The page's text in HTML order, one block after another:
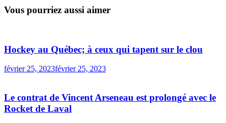
Vous pourriez aussi aimer
Hockey au Québec; à ceux qui tapent sur le clou
février 25, 2023février 25, 2023
Le contrat de Vincent Arseneau est prolongé avec le
Rocket de Laval